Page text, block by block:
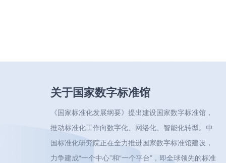
关于国家数字标准馆
《国家标准化发展纲要》提出建设国家数字标准馆，
推动标准化工作向数字化、网络化、智能化转型。中
国标准化研究院正在全力推进国家数字标准馆建设，
力争建成“一个中心”和“一个平台”，即全球领先的标准